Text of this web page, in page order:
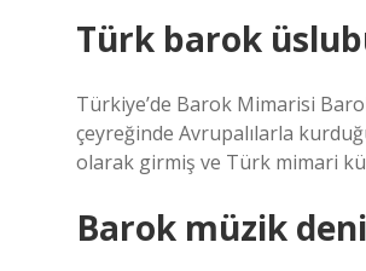
Türk barok
Türkiye’de Barok Mimarisi
çeyreğinde Avrupalılarla
olarak girmiş ve Türk mimari
Barok müzik